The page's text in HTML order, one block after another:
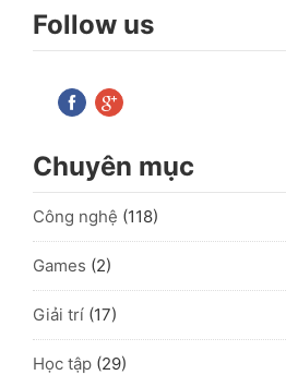
Follow us
Chuyên mục
Công nghệ (118)
Games (2)
Giải trí (17)
Học tập (29)